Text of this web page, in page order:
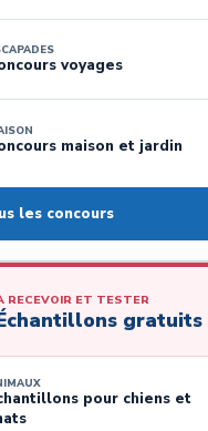
voyages
maison et jardin
les concours
RECEVOIR ET TESTER
gratuits
pour chiens et